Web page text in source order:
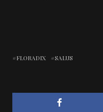
FLORADIX SALUS